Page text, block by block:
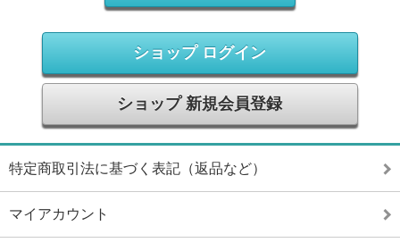
ショップ ログイン
ショップ 新規会員登録
特定商取引法に基づく表記（返品など）
マイアカウント